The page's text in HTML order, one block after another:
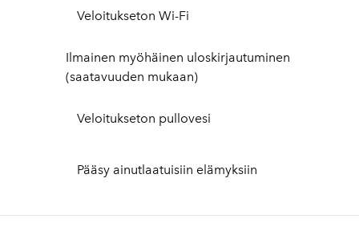
Veloitukseton Wi-Fi
Ilmainen myöhäinen uloskirjautuminen
(saatavuuden mukaan)
Veloitukseton pullovesi
Pääsy ainutlaatuisiin elämyksiin